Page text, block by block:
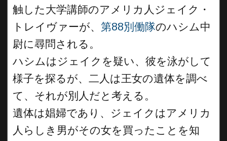
触した大学講師のアメリカ人ジェイク・
トレイヴァーが、 第88別働隊のハシム中
尉に尋問される。
ハシムはジェイクを疑い、彼を泳がして
様子を探るが、二人は王女の遺体を調べ
て、それが別人だと考える。
遺体は娼婦であり、ジェイクはアメリカ
人らしき男がその女を買ったことを知